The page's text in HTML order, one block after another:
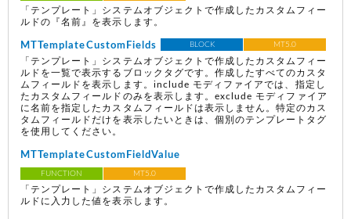
「テンプレート」システムオブジェクトで作成したカスタムフィー
ルドの『名前』を表示します。
MTTemplateCustomFields BLOCK MT5.0
「テンプレート」システムオブジェクトで作成したカスタムフィー
ルドを一覧で表示するブロックタグです。作成したすべてのカスタ
ムフィールドを表示します。include モディファイアでは、指定し
たカスタムフィールドのみを表示します。exclude モディファイア
に名前を指定したカスタムフィールドは表示しません。特定のカス
タムフィールドだけを表示したいときは、個別のテンプレートタグ
を使用してください。
MTTemplateCustomFieldValue
FUNCTION MT5.0
「テンプレート」システムオブジェクトで作成したカスタムフィー
ルドに入力した値を表示します。